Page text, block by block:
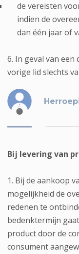
de vereisten
indien de
dan één jaar of
6. In geval van
vorige lid slechts
Bij levering van
1. Bij de aankoop
mogelijkheid de
redenen te
bedenktermijn
product door de
consument